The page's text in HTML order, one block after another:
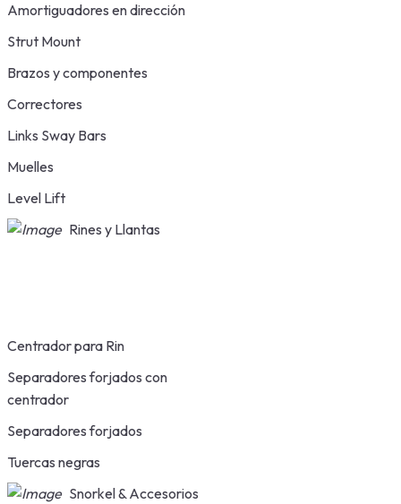
Amortiguadores en dirección
Strut Mount
Brazos y componentes
Correctores
Links Sway Bars
Muelles
Level Lift
Rines y Llantas
Centrador para Rin
Separadores forjados con
centrador
Separadores forjados
Tuercas negras
Snorkel & Accesorios